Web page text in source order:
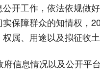
开工作，依法依规做
保障群众的知情权，
属、用途以及拟征收土
信息情况以及公开平